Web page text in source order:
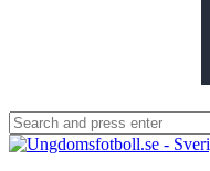
Search
for: